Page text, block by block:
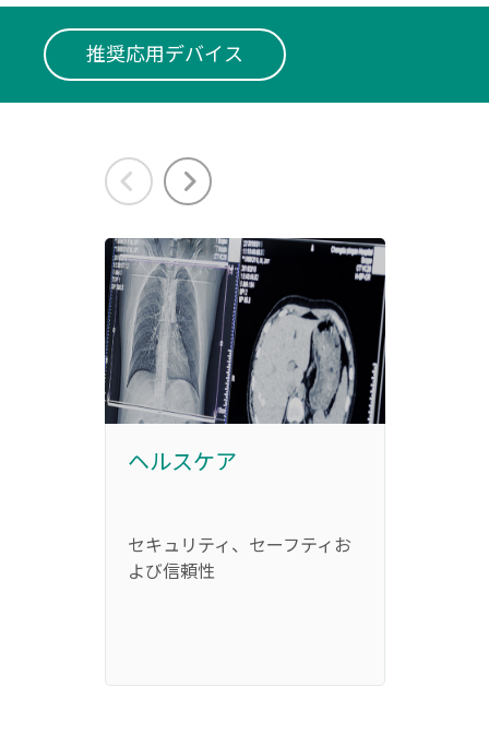
推奨応用デバイス
ヘルスケア
セキュリティ、セーフティお
よび信頼性